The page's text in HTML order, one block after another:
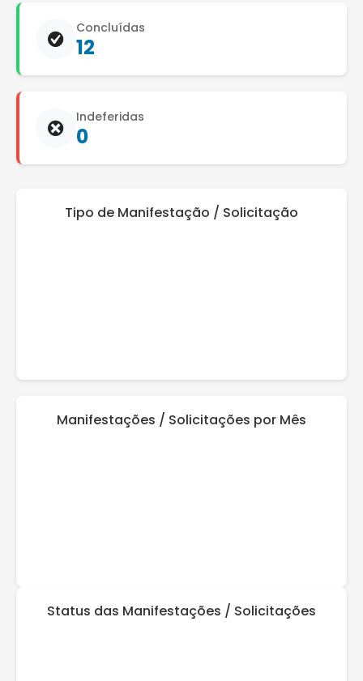
Concluídas
12
Indeferidas
0
Tipo de Manifestação / Solicitação
Manifestações / Solicitações por Mês
Status das Manifestações / Solicitações